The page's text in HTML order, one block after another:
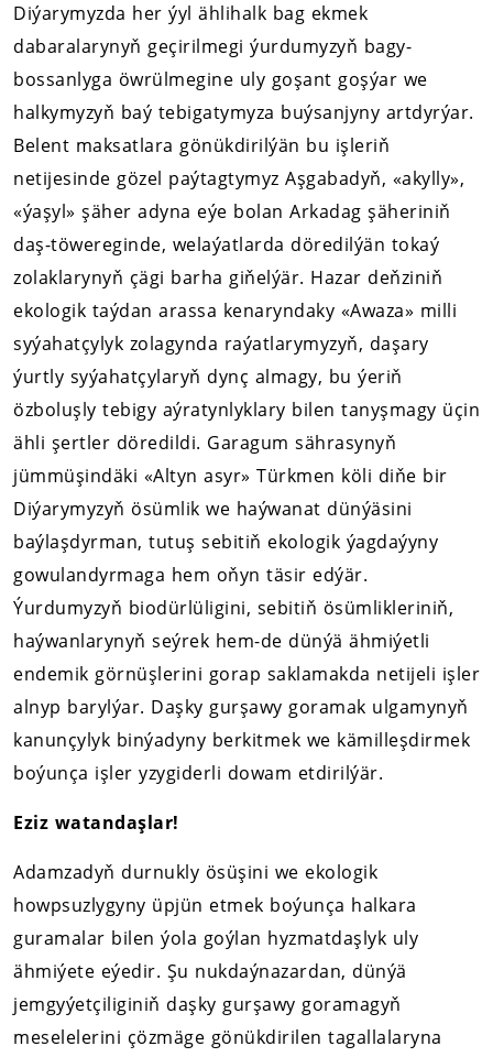
Diýarymyzda her ýyl ählihalk bag ekmek
dabaralarynyň geçirilmegi ýurdumyzyň bagy-
bossanlyga öwrülmegine uly goşant goşýar we
halkymyzyň baý tebigatymyza buýsanjyny artdyrýar.
Belent maksatlara gönükdirilýän bu işleriň
netijesinde gözel paýtagtymyz Aşgabadyň, «akylly»,
«ýaşyl» şäher adyna eýe bolan Arkadag şäheriniň
daş-töwereginde, welaýatlarda döredilýän tokaý
zolaklarynyň çägi barha giňelýär. Hazar deňziniň
ekologik taýdan arassa kenaryndaky «Awaza» milli
syýahatçylyk zolagynda raýatlarymyzyň, daşary
ýurtly syýahatçylaryň dynç almagy, bu ýeriň
özboluşly tebigy aýratynlyklary bilen tanyşmagy üçin
ähli şertler döredildi. Garagum sährasynyň
jümmüşindäki «Altyn asyr» Türkmen köli diňe bir
Diýarymyzyň ösümlik we haýwanat dünýäsini
baýlaşdyrman, tutuş sebitiň ekologik ýagdaýyny
gowulandyrmaga hem oňyn täsir edýär.
Ýurdumyzyň biodürlüligini, sebitiň ösümlikleriniň,
haýwanlarynyň seýrek hem-de dünýä ähmiýetli
endemik görnüşlerini gorap saklamakda netijeli işler
alnyp barylýar. Daşky gurşawy goramak ulgamynyň
kanunçylyk binýadyny berkitmek we kämilleşdirmek
boýunça işler yzygiderli dowam etdirilýär.
Eziz watandaşlar!
Adamzadyň durnukly ösüşini we ekologik
howpsuzlygyny üpjün etmek boýunça halkara
guramalar bilen ýola goýlan hyzmatdaşlyk uly
ähmiýete eýedir. Şu nukdaýnazardan, dünýä
jemgyýetçiliginiň daşky gurşawy goramagyň
meselelerini çözmäge gönükdirilen tagallalaryna